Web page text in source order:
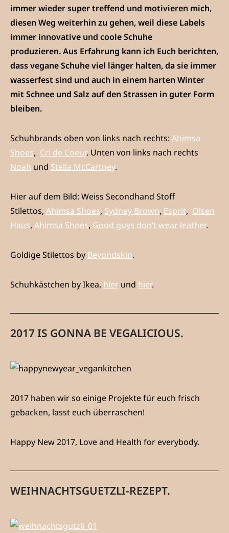
immer wieder super treffend und motivieren mich,
diesen Weg weiterhin zu gehen, weil diese Labels
immer innovative und coole Schuhe
produzieren. Aus Erfahrung kann ich Euch berichten,
dass vegane Schuhe viel länger halten, da sie immer
wasserfest sind und auch in einem harten Winter
mit Schnee und Salz auf den Strassen in guter Form
bleiben.
Schuhbrands oben von links nach rechts: Ahimsa
Shoes, Cri de Coeur. Unten von links nach rechts
Noah und Stella McCartney.
Hier auf dem Bild: Weiss Secondhand Stoff
Stilettos, Ahimsa Shoes, Sydney Brown, Esprit, Olsen
Haus, Ahimsa Shoes, Good guys don’t wear leather.
Goldige Stilettos by Beyondskin.
Schuhkästchen by Ikea, hier und hier.
2017 IS GONNA BE VEGALICIOUS.
2017 haben wir so einige Projekte für euch frisch
gebacken, lasst euch überraschen!
Happy New 2017, Love and Health for everybody.
WEIHNACHTSGUETZLI-REZEPT.